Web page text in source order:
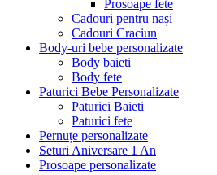
Prosoape fete
Cadouri pentru nași
Cadouri Craciun
Body-uri bebe personalizate
Body baieti
Body fete
Paturici Bebe Personalizate
Paturici Baieti
Paturici fete
Pernuțe personalizate
Seturi Aniversare 1 An
Prosoape personalizate